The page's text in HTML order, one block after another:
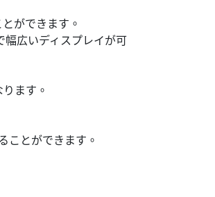
ができます。
幅広いディスプレイが可
ます。
ことができます。